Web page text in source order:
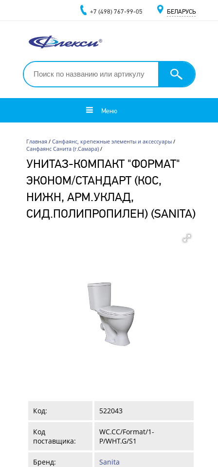
+7 (498) 767-99-05 БЕЛАРУСЬ
Меню
Главная/ Санфаянс, крепежные элементы и аксессуары/
Санфаянс Санита (г.Самара)/
УНИТАЗ-КОМПАКТ "ФОРМАТ"
ЭКОНОМ/СТАНДАРТ (КОС,
НИЖН, АРМ.УКЛАД,
СИД.ПОЛИПРОПИЛЕН) (SANITA)
Код: 522043
Код
поставщика:
WC.CC/Format/1-
P/WHT.G/S1
Бренд: Sanita